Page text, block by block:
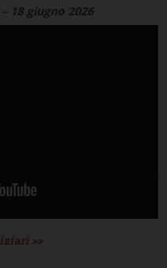
18 giugno 2026
>>